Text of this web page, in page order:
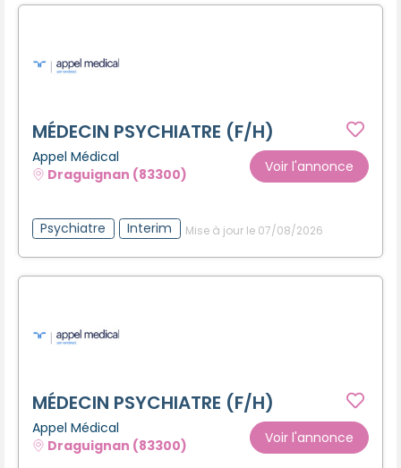
MÉDECIN PSYCHIATRE (F/H)
Appel Médical
Draguignan (83300)
Voir l'annonce
Psychiatre Interim Mise à jour le 07/08/2026
MÉDECIN PSYCHIATRE (F/H)
Appel Médical
Draguignan (83300)
Voir l'annonce